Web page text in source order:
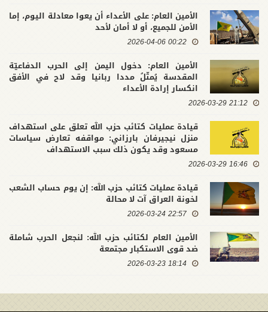
الأمين العام: على الأعداء أن يعوا معادلة اليوم، إما
الأمن للجميع، أو لا أمان لأحد
00:22 2026-04-06
الأمين العام: دخول اليمن إلى الحرب الدفاعيّة
المقدسة يُمثّلُ مددا ربانيا وقد لاح في الأفق
انكسار إرادة الأعداء
21:12 2026-03-29
قيادة عمليات كتائب حزب الله تعلق على استهداف
منزل نيجيرفان بارزاني: مواقفه تعارض سياسات
مسعود وقد يكون ذلك سبب الاستهداف
16:46 2026-03-29
قيادة عمليات كتائب حزب الله: إن يوم حساب الشعب
لخونة العراق آت لا محالة
22:57 2026-03-24
الأمين العام لكتائب حزب الله: لنجعل الحرب شاملة
ضد قوى الاستكبار مجتمعة
18:14 2026-03-23